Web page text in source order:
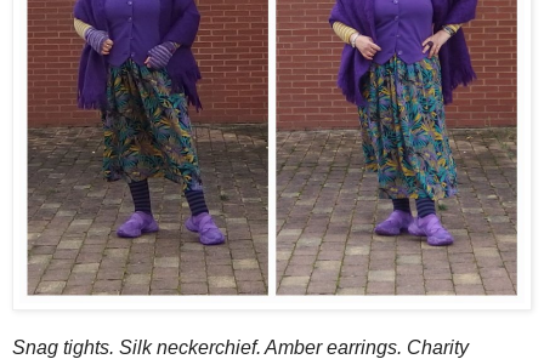
Snag tights. Silk neckerchief. Amber earrings. Charity